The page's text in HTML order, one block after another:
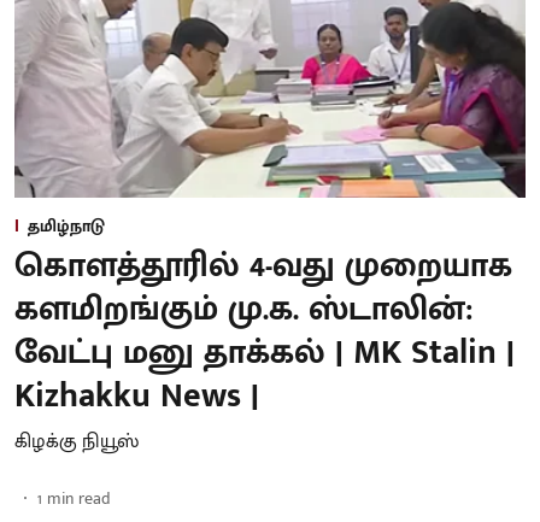
தமிழ்நாடு
கொளத்தூரில் 4-வது முறையாக
களமிறங்கும் மு.க. ஸ்டாலின்:
வேட்பு மனு தாக்கல் | MK Stalin |
Kizhakku News |
கிழக்கு நியூஸ்
1 min read